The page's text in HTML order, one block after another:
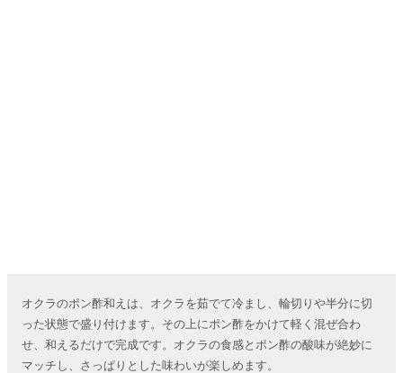
オクラのポン酢和えは、オクラを茹でて冷まし、輪切りや半分に切
った状態で盛り付けます。その上にポン酢をかけて軽く混ぜ合わ
せ、和えるだけで完成です。オクラの食感とポン酢の酸味が絶妙に
マッチし、さっぱりとした味わいが楽しめます。